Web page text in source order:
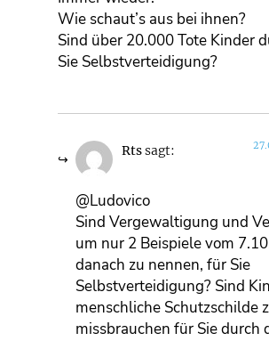
Wie schaut’s aus bei ihnen?
Sind über 20.000 Tote Kinder
Sie Selbstverteidigung?
Rtssagt:
@Ludovico
Sind Vergewaltigung und
um nur 2 Beispiele vom
danach zu nennen, für Sie
Selbstverteidigung? Sind
menschliche Schutzschilde
missbrauchen für Sie durch